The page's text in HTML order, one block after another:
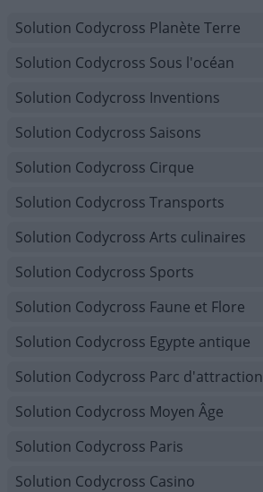
Solution Codycross Planète Terre
Solution Codycross Sous l'océan
Solution Codycross Inventions
Solution Codycross Saisons
Solution Codycross Cirque
Solution Codycross Transports
Solution Codycross Arts culinaires
Solution Codycross Sports
Solution Codycross Faune et Flore
Solution Codycross Egypte antique
Solution Codycross Parc d'attraction
Solution Codycross Moyen Âge
Solution Codycross Paris
Solution Codycross Casino